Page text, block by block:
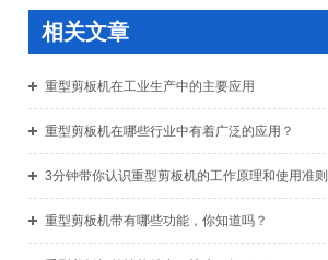
相关文章
重型剪板机在工业生产中的主要应用
重型剪板机在哪些行业中有着广泛的应用？
3分钟带你认识重型剪板机的工作原理和使用准则
重型剪板机带有哪些功能，你知道吗？